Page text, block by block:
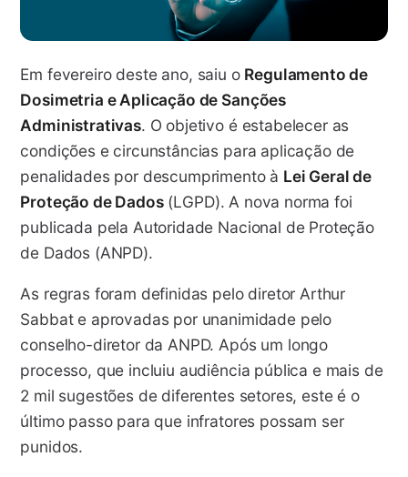
Em fevereiro deste ano, saiu o Regulamento de
Dosimetria e Aplicação de Sanções
Administrativas. O objetivo é estabelecer as
condições e circunstâncias para aplicação de
penalidades por descumprimento à Lei Geral de
Proteção de Dados(LGPD). A nova norma foi
publicada pela Autoridade Nacional de Proteção
de Dados (ANPD).
As regras foram definidas pelo diretor Arthur
Sabbat e aprovadas por unanimidade pelo
conselho-diretor da ANPD. Após um longo
processo, que incluiu audiência pública e mais de
2 mil sugestões de diferentes setores, este é o
último passo para que infratores possam ser
punidos.